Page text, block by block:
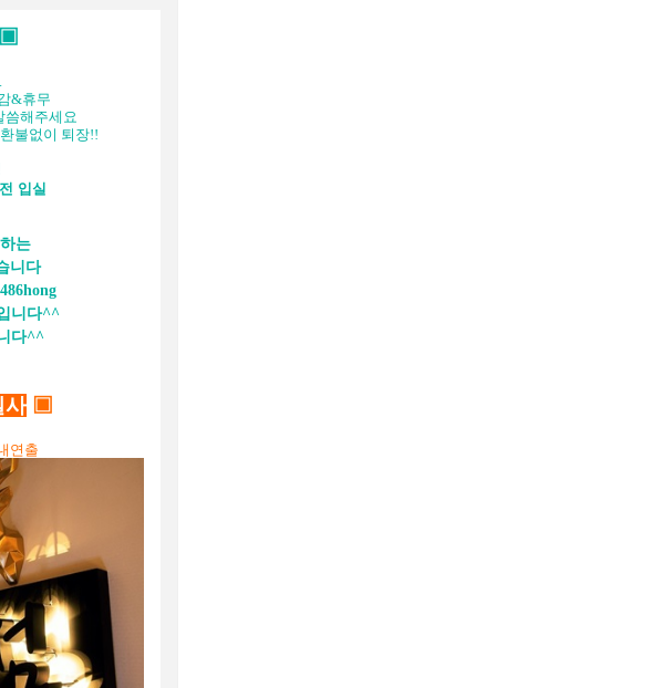
▣
&휴무
씀해주세요
불없이 퇴장!!
입실
는
니다
니다^^
다^^
사▣
연출